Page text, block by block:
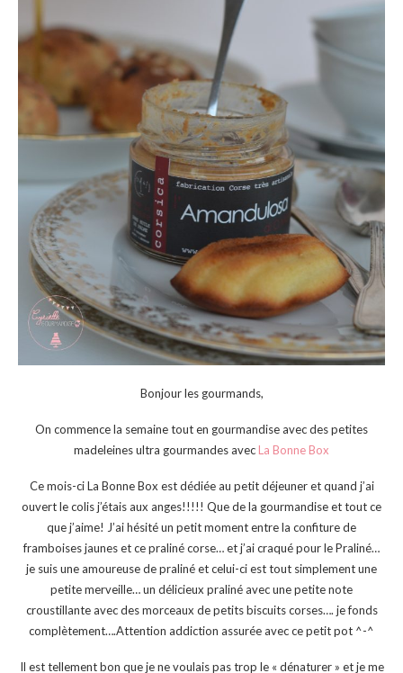
Bonjour les gourmands,
On commence la semaine tout en gourmandise avec des petites
madeleines ultra gourmandes avec La Bonne Box
Ce mois-ci La Bonne Box est dédiée au petit déjeuner et quand j’ai
ouvert le colis j’étais aux anges!!!!! Que de la gourmandise et tout ce
que j’aime! J’ai hésité un petit moment entre la confiture de
framboises jaunes et ce praliné corse… et j’ai craqué pour le Praliné…
je suis une amoureuse de praliné et celui-ci est tout simplement une
petite merveille… un délicieux praliné avec une petite note
croustillante avec des morceaux de petits biscuits corses…. je fonds
complètement….Attention addiction assurée avec ce petit pot ^-^
Il est tellement bon que je ne voulais pas trop le « dénaturer » et je me